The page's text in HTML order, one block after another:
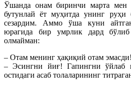
Ўшанда онам биринчи марта мен
бутунлай ёт муҳитда унинг руҳи
сезардим. Аммо ўша куни
юрагида бир умрлик дард
олмайман:
– Отам менинг ҳақиқий отам
– Эсингни йиғ! Гапингни ўйлаб
остидаги асаб толаларининг